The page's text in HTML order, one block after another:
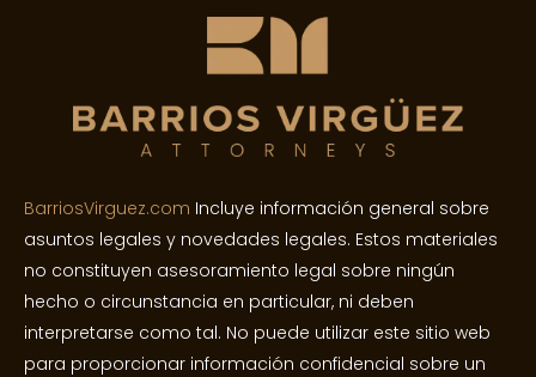
BarriosVirguez.com Incluye información general sobre
asuntos legales y novedades legales. Estos materiales
no constituyen asesoramiento legal sobre ningún
hecho o circunstancia en particular, ni deben
interpretarse como tal. No puede utilizar este sitio web
para proporcionar información confidencial sobre un